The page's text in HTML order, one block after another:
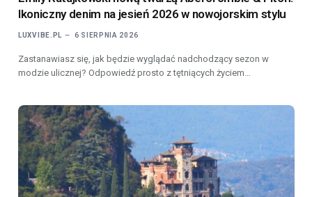
Ikoniczny denim na jesień 2026 w nowojorskim stylu
LUXVIBE.PL 6 SIERPNIA 2026
Zastanawiasz się, jak będzie wyglądać nadchodzący sezon w
modzie ulicznej? Odpowiedź prosto z tętniących życiem…